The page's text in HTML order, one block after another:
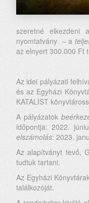
szeretné elkezdeni
nyomtatvány – a
az elnyert 300.000 Ft
Az idei pályázati
és az Egyházi
KATALIST
A pályázatok
időpontja: 2022.
elszámolás: 2023.
Az alapítványt tevő,
tudtuk tartani.
Az Egyházi
találkozóját.